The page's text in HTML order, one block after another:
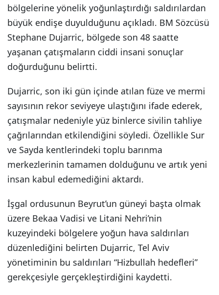
bölgelerine yönelik yoğunlaştırdığı saldırılardan
büyük endişe duyulduğunu açıkladı. BM Sözcüsü
Stephane Dujarric, bölgede son 48 saatte
yaşanan çatışmaların ciddi insani sonuçlar
doğurduğunu belirtti.
Dujarric, son iki gün içinde atılan füze ve mermi
sayısının rekor seviyeye ulaştığını ifade ederek,
çatışmalar nedeniyle yüz binlerce sivilin tahliye
çağrılarından etkilendiğini söyledi. Özellikle Sur
ve Sayda kentlerindeki toplu barınma
merkezlerinin tamamen dolduğunu ve artık yeni
insan kabul edemediğini aktardı.
İşgal ordusunun Beyrut’un güneyi başta olmak
üzere Bekaa Vadisi ve Litani Nehri’nin
kuzeyindeki bölgelere yoğun hava saldırıları
düzenlediğini belirten Dujarric, Tel Aviv
yönetiminin bu saldırıları “Hizbullah hedefleri”
gerekçesiyle gerçekleştirdiğini kaydetti.